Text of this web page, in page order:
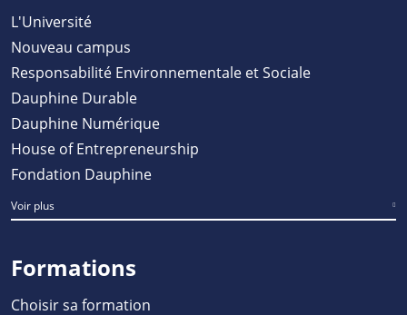
L'Université
Nouveau campus
Responsabilité Environnementale et Sociale
Dauphine Durable
Dauphine Numérique
House of Entrepreneurship
Fondation Dauphine
Voir plus
Formations
Choisir sa formation